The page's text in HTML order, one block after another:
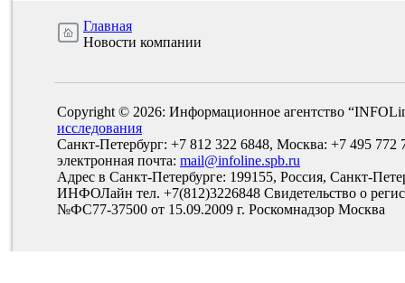
Главная
Новости компании
Copyright © 2026: Информационное агентство
исследования
Санкт-Петербург: +7 812 322 6848, Москва: +7 495 772
электронная почта: mail@infoline.spb.ru
Адрес в Санкт-Петербурге: 199155, Россия, Санкт-
ИНФОЛайн тел. +7(812)3226848 Свидетельство о
№ФС77-37500 от 15.09.2009 г. Роскомнадзор Москва